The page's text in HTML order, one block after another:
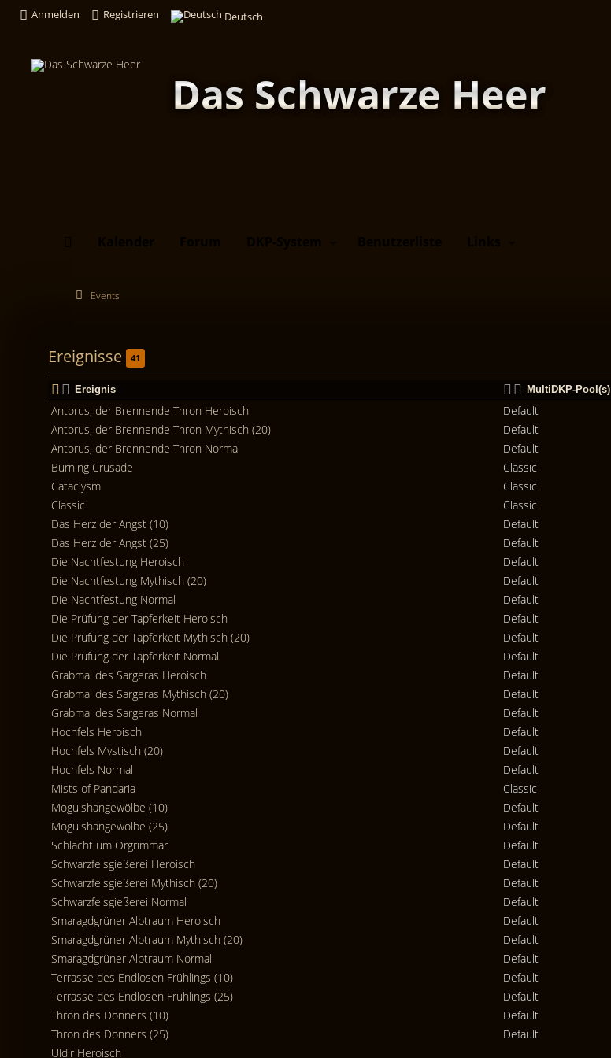
Anmelden Registrieren Deutsch
Das Schwarze Heer
Events
Ereignisse 41
Ereignis MultiDKP-Pool(s)
Antorus, der Brennende Thron Heroisch Default
Antorus, der Brennende Thron Mythisch (20)
Default
Antorus, der Brennende Thron Normal
Default
Burning Crusade
Classic
Cataclysm
Classic
Classic
Classic
Das Herz der Angst (10)
Default
Das Herz der Angst (25)
Default
Die Nachtfestung Heroisch
Default
Die Nachtfestung Mythisch (20)
Default
Die Nachtfestung Normal
Default
Die Prüfung der Tapferkeit Heroisch
Default
Die Prüfung der Tapferkeit Mythisch (20)
Default
Die Prüfung der Tapferkeit Normal
Default
Grabmal des Sargeras Heroisch
Default
Grabmal des Sargeras Mythisch (20)
Default
Grabmal des Sargeras Normal
Default
Hochfels Heroisch
Default
Hochfels Mystisch (20)
Default
Hochfels Normal
Default
Mists of Pandaria
Classic
Mogu'shangewölbe (10)
Default
Mogu'shangewölbe (25)
Default
Schlacht um Orgrimmar
Default
Schwarzfelsgießerei Heroisch
Default
Schwarzfelsgießerei Mythisch (20)
Default
Schwarzfelsgießerei Normal
Default
Smaragdgrüner Albtraum Heroisch
Default
Smaragdgrüner Albtraum Mythisch (20)
Default
Smaragdgrüner Albtraum Normal
Default
Terrasse des Endlosen Frühlings (10)
Default
Terrasse des Endlosen Frühlings (25)
Default
Thron des Donners (10)
Default
Thron des Donners (25)
Default
Uldir Heroisch